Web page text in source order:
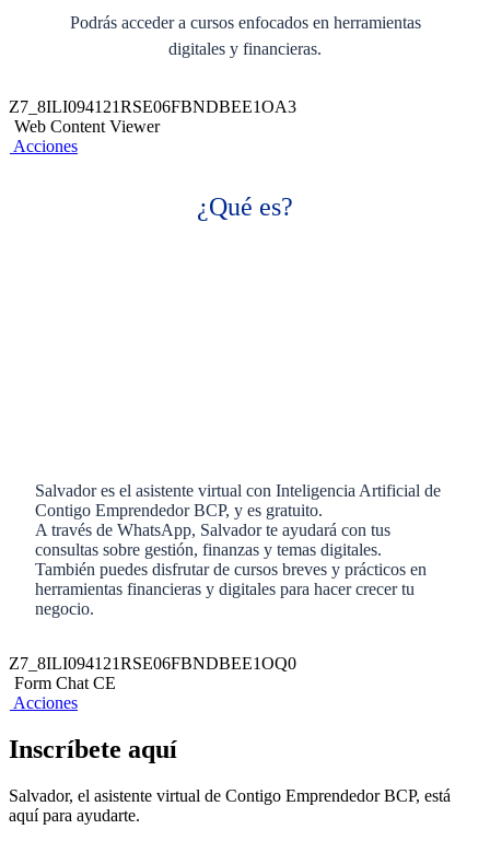
Podrás acceder a cursos enfocados en herramientas
digitales y financieras.
Z7_8ILI094121RSE06FBNDBEE1OA3
Web Content Viewer
Acciones
Salvador es el asistente virtual con Inteligencia Artificial de
Contigo Emprendedor BCP, y es gratuito.
A través de WhatsApp, Salvador te ayudará con tus
consultas sobre gestión, finanzas y temas digitales.
También puedes disfrutar de cursos breves y prácticos en
herramientas financieras y digitales para hacer crecer tu
negocio.
¿Qué es?
Z7_8ILI094121RSE06FBNDBEE1OQ0
Form Chat CE
Acciones
Inscríbete aquí
Salvador, el asistente virtual de Contigo Emprendedor BCP, está
aquí para ayudarte.